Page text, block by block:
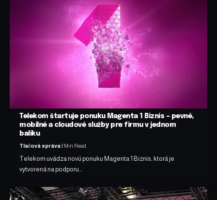
Telekom štartuje ponuku Magenta 1 Biznis – pevné,
mobilné a cloudové služby pre firmu v jednom
balíku
Tlačová správa3 Min Read
Telekom uvádza novú ponuku Magenta 1 Biznis, ktorá je
vytvorená na podporu…